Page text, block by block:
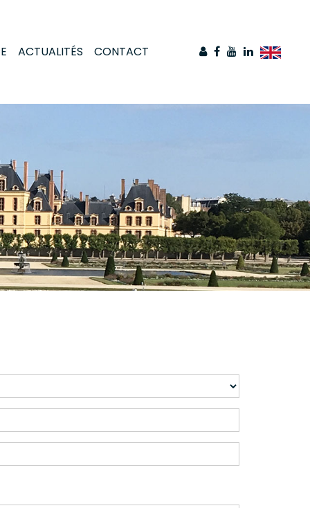
ACTUALITÉS CONTACT